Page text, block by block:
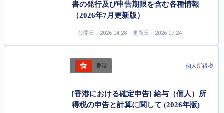
書の発行及び申告期限を含む各種情報
（2026年7月更新版）
公開日：2026-04-28 更新日：2026-07-24
香港 個人所得税
[香港における確定申告] 給与（個人）所
得税の申告と計算に関して (2026年版)